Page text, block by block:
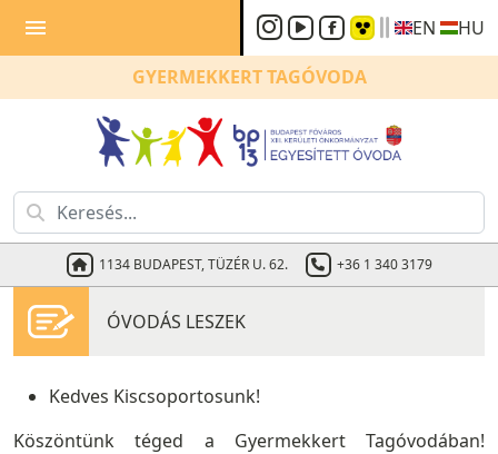
menu
GYERMEKKERTTAGÓVODA
1134 BUDAPEST, TÜZÉR U. 62. +36 1 340 3179
EN HU
ÓVODÁS LESZEK
Kedves Kiscsoportosunk!
Köszöntünk téged a Gyermekkert Tagóvodában!